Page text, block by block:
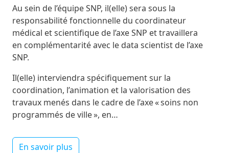
Au sein de l’équipe SNP, il(elle) sera sous la
responsabilité fonctionnelle du coordinateur
médical et scientifique de l’axe SNP et travaillera
en complémentarité avec le data scientist de l’axe
SNP.
Il(elle) interviendra spécifiquement sur la
coordination, l’animation et la valorisation des
travaux menés dans le cadre de l’axe « soins non
programmés de ville », en…
En savoir plus